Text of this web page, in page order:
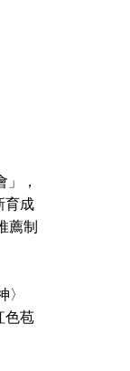
，
育成
薦制
色苞